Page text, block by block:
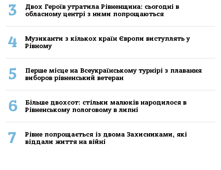
3
Двох Героїв утратила Рівненщина: сьогодні в
обласному центрі з ними попрощаються
4
Музиканти з кількох країн Європи виступлять у
Рівному
5
Перше місце на Всеукраїнському турнірі з плавання
виборов рівненський ветеран
6
Більше двохсот: стільки малюків народилося в
Рівненському пологовому в липні
7
Рівне попрощається із двома Захисниками, які
віддали життя на війні